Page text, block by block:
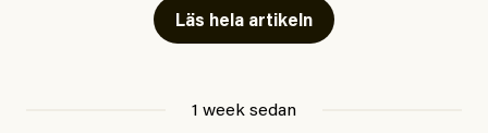
Läs hela artikeln
1 week sedan